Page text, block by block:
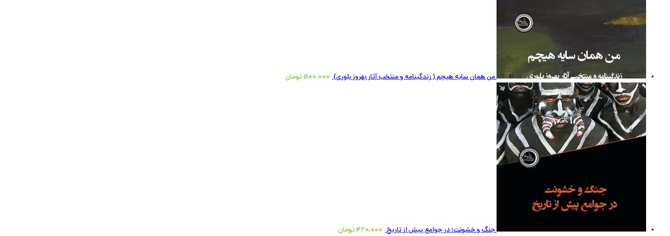
من همان سایه هیچم ( زندگینامه و منتخب آثار بهروز بلوری) 500,000تومان
جنگ و خشونت؛ در جوامع پیش از تاریخ 420,000تومان